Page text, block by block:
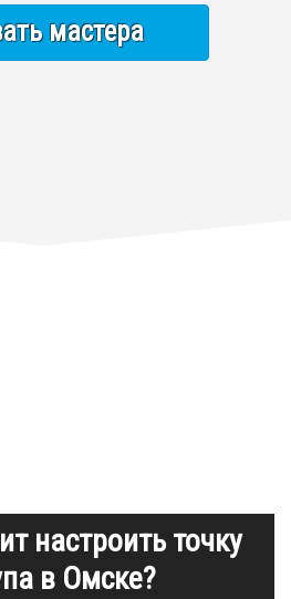
мастера
настроить точку
в Омске?